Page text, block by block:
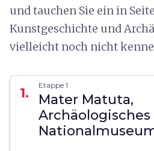
und tauchen Sie ein in
Kunstgeschichte und
vielleicht noch nicht
1. Etappe 1
Mater Matuta,
Archäologisches